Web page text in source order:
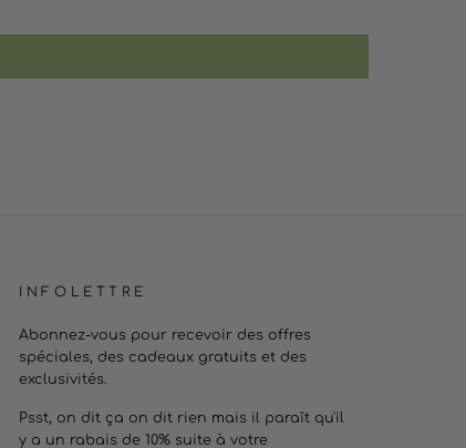
INFOLETTRE
Abonnez-vous pour recevoir des offres
spéciales, des cadeaux gratuits et des
exclusivités.
Psst, on dit ça on dit rien mais il paraît qu'il
y a un rabais de 10% suite à votre